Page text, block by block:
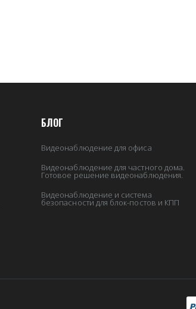
БЛОГ
Видеонаблюдение для офиса
Видеонаблюдение для частного дома.
Готовое решение видеонаблюдения.
Видеонаблюдение и система
безопасности для блок-постов и КПП